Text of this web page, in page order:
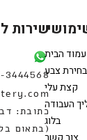
שירות
3444568
(בתאום
עמוד הבית
צבע
קצת עלי
העבודה
בלוג